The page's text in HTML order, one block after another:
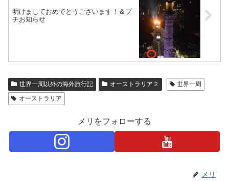
明けましておめでとうございます！＆プ
チお知らせ
世界一周以外の海外旅行記 オーストラリア２
世界一周
オーストラリア
メリをフォローする
メリ